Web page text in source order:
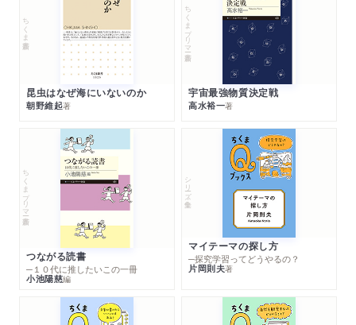
ちくま新書
昆虫はなぜ海にいないのか
朝野維起著
ちくまプリマー新書
宇宙最強物質決定戦
高水裕一著
ちくまプリマー新書
つながる読書
─１０代に推したいこの一冊
小池陽慈編
シリーズ・全集
マイテーマの探し方
─探究学習ってどうやるの？
片岡則夫著